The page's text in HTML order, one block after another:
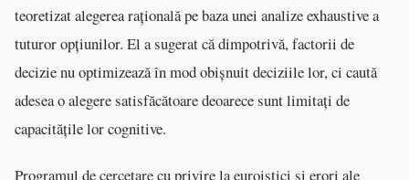
teoretizat alegerea rațională pe baza unei analize exhaustive a
tuturor opțiunilor. El a sugerat că dimpotrivă, factorii de
decizie nu optimizează în mod obișnuit deciziile lor, ci caută
adesea o alegere satisfăcătoare deoarece sunt limitați de
capacitățile lor cognitive.
Programul de cercetare cu privire la euroistici și erori ale